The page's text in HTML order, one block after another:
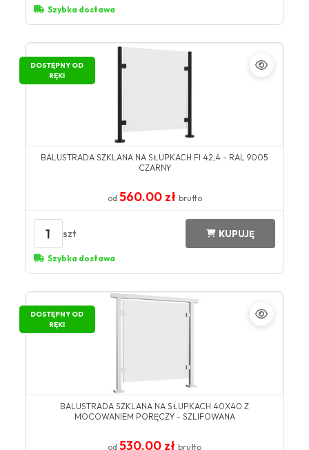
Szybka dostawa
DOSTĘPNY OD
RĘKI
BALUSTRADA SZKLANA NA SŁUPKACH FI 42,4 - RAL 9005
CZARNY
od 560.00 zł brutto
1 szt KUPUJĘ
Szybka dostawa
DOSTĘPNY OD
RĘKI
BALUSTRADA SZKLANA NA SŁUPKACH 40X40 Z
MOCOWANIEM PORĘCZY - SZLIFOWANA
od 530.00 zł brutto